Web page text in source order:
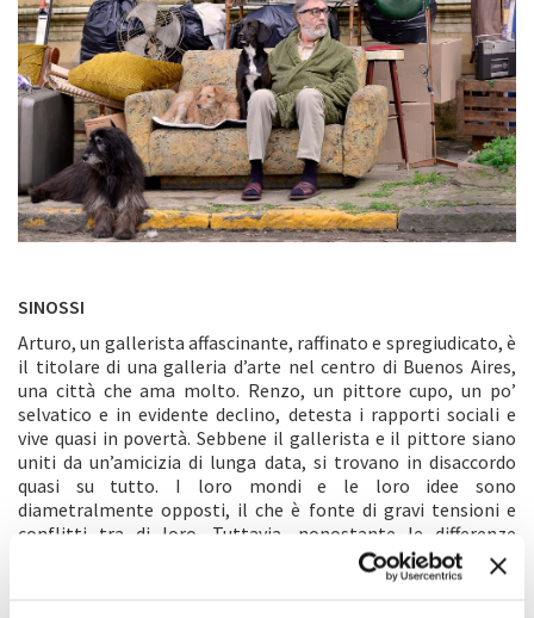
SINOSSI
Arturo, un gallerista affascinante, raffinato e spregiudicato, è
il titolare di una galleria d’arte nel centro di Buenos Aires,
una città che ama molto. Renzo, un pittore cupo, un po’
selvatico e in evidente declino, detesta i rapporti sociali e
vive quasi in povertà. Sebbene il gallerista e il pittore siano
uniti da un’amicizia di lunga data, si trovano in disaccordo
quasi su tutto. I loro mondi e le loro idee sono
diametralmente opposti, il che è fonte di gravi tensioni e
conflitti tra di loro. Tuttavia, nonostante le differenze
abissali, sono grandi amici. E questa commedia, infatti, parla